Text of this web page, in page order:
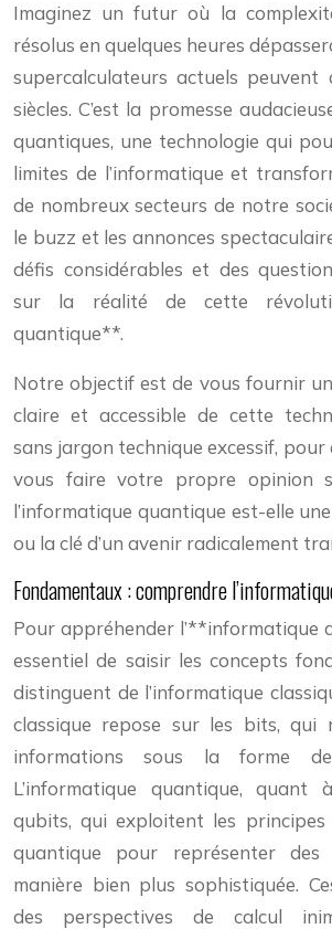
Imaginez un futur où la
résolus en quelques heures
supercalculateurs actuels peuvent
siècles. C’est la promesse
quantiques, une technologie qui
limites de l’informatique et
de nombreux secteurs de notre
le buzz et les annonces
défis considérables et des
sur la réalité de cette
quantique**.
Notre objectif est de vous fournir
claire et accessible de cette
sans jargon technique excessif, pour
vous faire votre propre opinion
l’informatique quantique est-elle
ou la clé d’un avenir radicalement
Fondamentaux : comprendre
Pour appréhender l’**informatique
essentiel de saisir les concepts
distinguent de l’informatique
classique repose sur les bits, qui
informations sous la forme
L’informatique quantique, quant
qubits, qui exploitent les principes
quantique pour représenter des
manière bien plus sophistiquée.
des perspectives de calcul